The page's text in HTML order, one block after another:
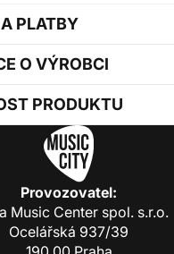
PLATBY
O VÝROBCI
PRODUKTU
Provozovatel:
Music Center spol. s.r.o.
Ocelářská 937/39